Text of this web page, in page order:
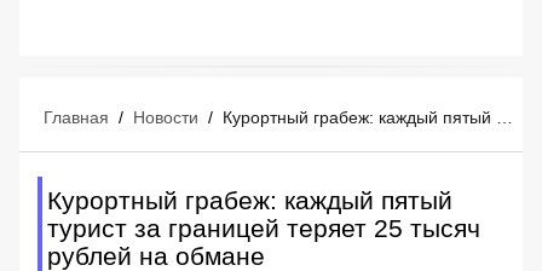
Главная / Новости /
Курортный грабеж: каждый пятый
турист за границей теряет 25 тысяч
рублей на обмане